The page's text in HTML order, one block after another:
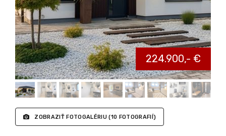
ZOBRAZIŤ FOTOGALÉRIU(10 FOTOGRAFIÍ)
Exkluzívne iba u nás ponúkame novostavbu murovaného 4i
rodinného domu v novovybudovanej lokalite, s cestou a
osvetlením v obci Moravany nad Váhom. Nachádza sa na
pozemku o rozlohe 500 m2.
Dom je postavený podľa najnovších enviromentálnych noriem